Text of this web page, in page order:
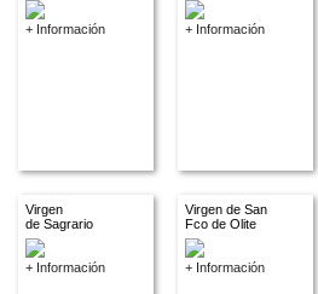
+ Información + Información
Virgen
de Sagrario
+ Información
Virgen de San
Fco de Olite
+ Información